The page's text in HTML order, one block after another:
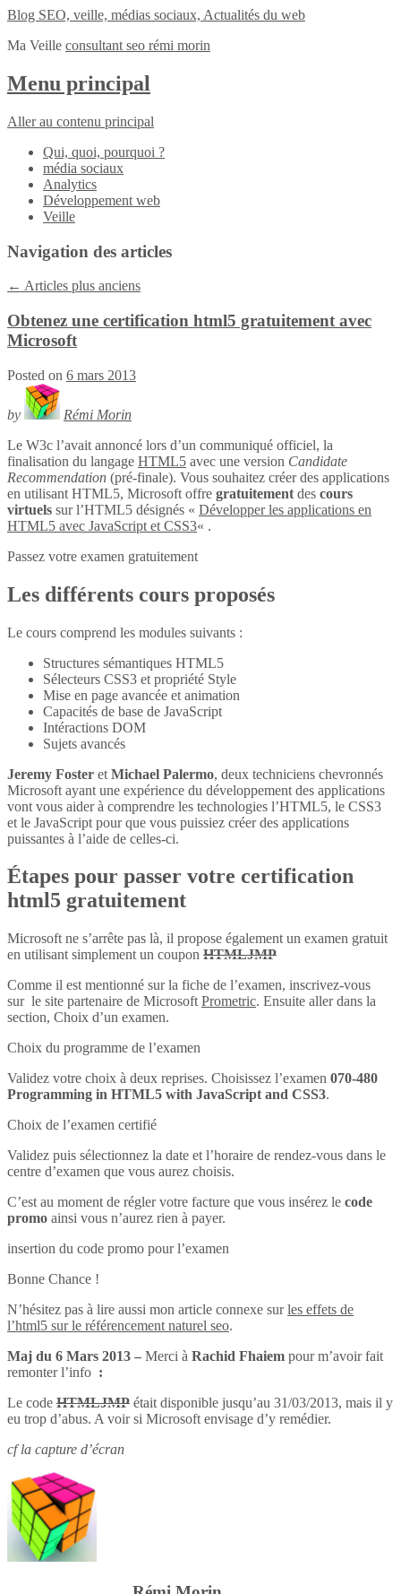
Blog SEO, veille, médias sociaux, Actualités du web
Ma Veille consultant seo rémi morin
Menu principal
Aller au contenu principal
Qui, quoi, pourquoi ?
média sociaux
Analytics
Développement web
Veille
Navigation des articles
← Articles plus anciens
Obtenez une certification html5 gratuitement avec
Microsoft
Posted on 6 mars 2013
by
Rémi Morin
Le W3c l’avait annoncé lors d’un communiqué officiel, la
finalisation du langage HTML5 avec une version Candidate
Recommendation (pré-finale). Vous souhaitez créer des applications
en utilisant HTML5, Microsoft offre gratuitement des cours
virtuels sur l’HTML5 désignés « Développer les applications en
HTML5 avec JavaScript et CSS3« .
Passez votre examen gratuitement
Les différents cours proposés
Le cours comprend les modules suivants :
Structures sémantiques HTML5
Sélecteurs CSS3 et propriété Style
Mise en page avancée et animation
Capacités de base de JavaScript
Intéractions DOM
Sujets avancés
Jeremy Foster et Michael Palermo, deux techniciens chevronnés
Microsoft ayant une expérience du développement des applications
vont vous aider à comprendre les technologies l’HTML5, le CSS3
et le JavaScript pour que vous puissiez créer des applications
puissantes à l’aide de celles-ci.
Étapes pour passer votre certification
html5 gratuitement
Microsoft ne s’arrête pas là, il propose également un examen gratuit
en utilisant simplement un coupon HTMLJMP
Comme il est mentionné sur la fiche de l’examen, inscrivez-vous
sur le site partenaire de Microsoft Prometric. Ensuite aller dans la
section, Choix d’un examen.
Choix du programme de l’examen
Validez votre choix à deux reprises. Choisissez l’examen 070-480
Programming in HTML5 with JavaScript and CSS3.
Choix de l’examen certifié
Validez puis sélectionnez la date et l’horaire de rendez-vous dans le
centre d’examen que vous aurez choisis.
C’est au moment de régler votre facture que vous insérez le code
promo ainsi vous n’aurez rien à payer.
insertion du code promo pour l’examen
Bonne Chance !
N’hésitez pas à lire aussi mon article connexe surles effets de
l’html5 sur le référencement naturel seo.
Maj du 6 Mars 2013 – Merci à Rachid Fhaiem pour m’avoir fait
remonter l’info :
Le code HTMLJMP était disponible jusqu’au 31/03/2013, mais il y
eu trop d’abus. A voir si Microsoft envisage d’y remédier.
cf la capture d’écran